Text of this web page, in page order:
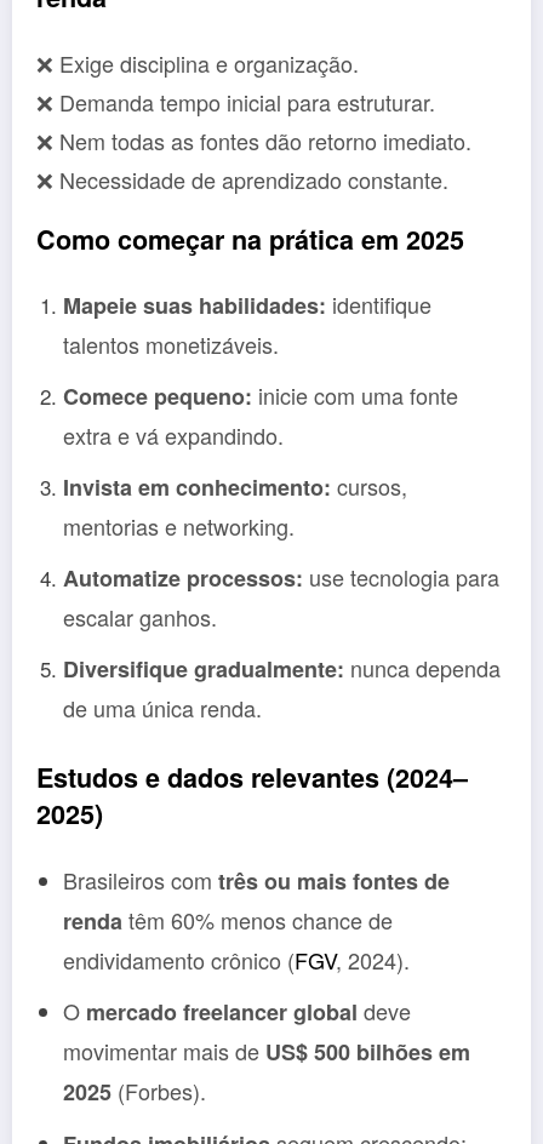
❌ Exige disciplina e organização.
❌ Demanda tempo inicial para estruturar.
❌ Nem todas as fontes dão retorno imediato.
❌ Necessidade de aprendizado constante.
Como começar na prática em 2025
Mapeie suas habilidades: identifique
talentos monetizáveis.
Comece pequeno: inicie com uma fonte
extra e vá expandindo.
Invista em conhecimento: cursos,
mentorias e networking.
Automatize processos: use tecnologia para
escalar ganhos.
Diversifique gradualmente: nunca dependa
de uma única renda.
Estudos e dados relevantes (2024–
2025)
Brasileiros com três ou mais fontes de
rendatêm 60% menos chance de
endividamento crônico (FGV, 2024).
O mercado freelancer global deve
movimentar mais de US$ 500 bilhões em
2025 (Forbes).